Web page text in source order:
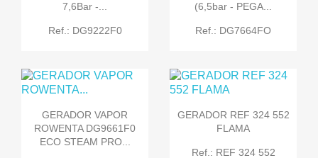
7,6Bar -...
Ref.: DG9222F0
(6,5bar - PEGA...
Ref.: DG7664FO
GERADOR VAPOR
ROWENTA DG9661F0
ECO STEAM PRO...
GERADOR REF 324 552
FLAMA
Ref.: REF 324 552